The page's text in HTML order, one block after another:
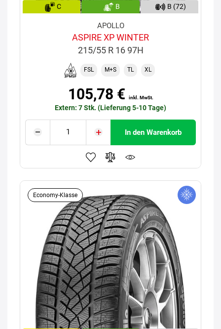
C B B (72)
APOLLO
ASPIRE XP WINTER
215/55 R 16 97H
FSL M+S TL XL
105,78 € inkl. MwSt.
Extern: 7 Stk. (Lieferung 5-10 Tage)
In den Warenkorb
Economy-Klasse